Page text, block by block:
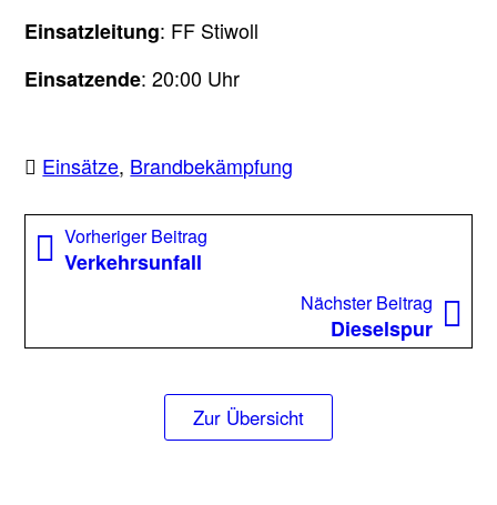
Einsatzleitung: FF Stiwoll
Einsatzende: 20:00 Uhr
Einsätze, Brandbekämpfung
Beitragsnavigation
Vorheriger Beitrag
Verkehrsunfall
Nächster Beitrag
Dieselspur
Zur Übersicht